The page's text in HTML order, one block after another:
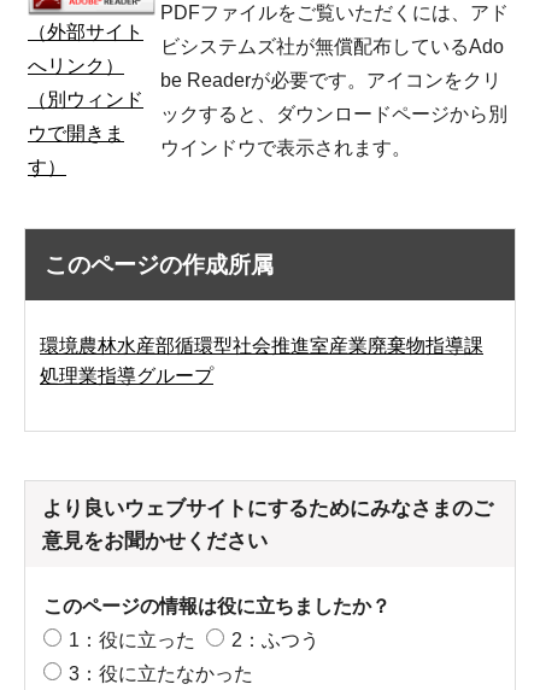
（外部サイト
へリンク）
（別ウィンド
ウで開きま
す）
PDFファイルをご覧いただくには、アド
ビシステムズ社が無償配布しているAdo
be Readerが必要です。アイコンをクリ
ックすると、ダウンロードページから別
ウインドウで表示されます。
このページの作成所属
環境農林水産部循環型社会推進室産業廃棄物指導課
処理業指導グループ
より良いウェブサイトにするためにみなさまのご
意見をお聞かせください
このページの情報は役に立ちましたか？
1：役に立った
2：ふつう
3：役に立たなかった